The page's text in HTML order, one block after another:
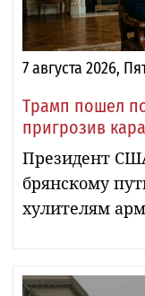
7 августа 2026,
Трамп пошел
пригрозив
Президент
брянскому
хулителям